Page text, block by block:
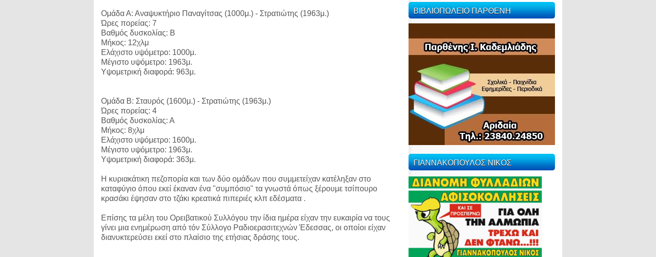
Ομάδα Α: Αναψυκτήριο Παναγίτσας (1000μ.) - Στρατιώτης (1963μ.)
Ώρες πορείας: 7
Βαθμός δυσκολίας: Β
Μήκος: 12χλμ
Ελάχιστο υψόμετρο: 1000μ.
Μέγιστο υψόμετρο: 1963μ.
Υψομετρική διαφορά: 963μ.
Ομάδα Β: Σταυρός (1600μ.) - Στρατιώτης (1963μ.)
Ώρες πορείας: 4
Βαθμός δυσκολίας: Α
Μήκος: 8χλμ
Ελάχιστο υψόμετρο: 1600μ.
Μέγιστο υψόμετρο: 1963μ.
Υψομετρική διαφορά: 363μ.
Η κυριακάτικη πεζοπορία και των δύο ομάδων που συμμετείχαν κατέληξαν στο
καταφύγιο όπου εκεί έκαναν ένα "συμπόσιο" τα γνωστά όπως ξέρουμε τσίπουρο
κρασάκι έψησαν στο τζάκι κρεατικά πιπεριές κλπ εδέσματα .
Επίσης τα μέλη του Ορειβατικού Συλλόγου την ίδια ημέρα είχαν την ευκαιρία να τους
γίνει μια ενημέρωση από τόν Σύλλογο Ραδιοερασιτεχνών Έδεσσας, οι οποίοι είχαν
διανυκτερεύσει εκεί στο πλαίσιο της ετήσιας δράσης τους.
ΒΙΒΛΙΟΠΩΛΕΙΟ ΠΑΡΘΕΝΗ
ΓΙΑΝΝΑΚΟΠΟΥΛΟΣ ΝΙΚΟΣ